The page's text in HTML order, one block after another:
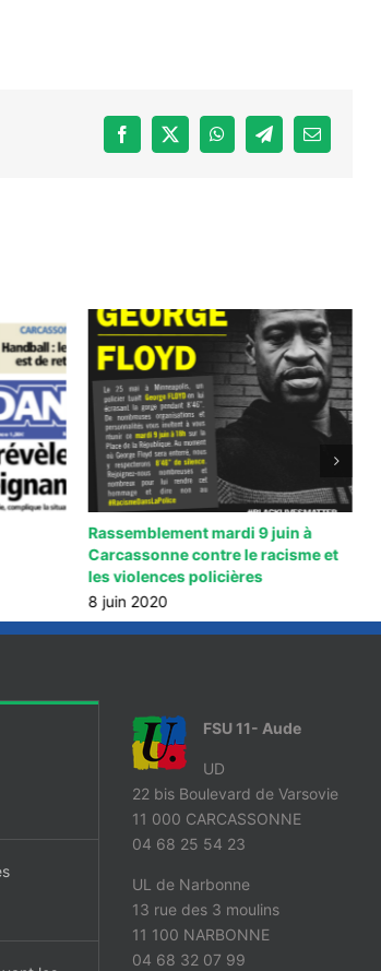
Facebook
X WhatsAppTelegramEmail
Rassemblement mardi 9 juin à
Carcassonne contre le racisme et
les violences policières
8 juin 2020
FSU 11- Aude
UD
22 bis Boulevard de Varsovie
11 000 CARCASSONNE
04 68 25 54 23
UL de Narbonne
13 rue des 3 moulins
11 100 NARBONNE
04 68 32 07 99